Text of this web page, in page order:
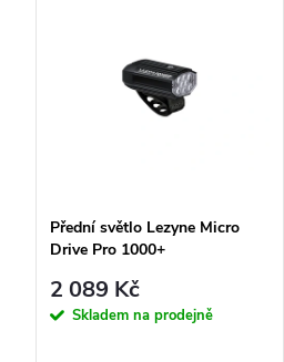
Přední světlo Lezyne Micro
Drive Pro 1000+
2 089 Kč
Skladem na prodejně